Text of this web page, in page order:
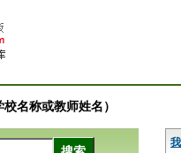
名称或教师姓名）